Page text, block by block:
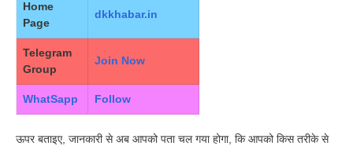
Home
Page
dkkhabar.in
Telegram
Group
Join Now
WhatSapp Follow
ऊपर बताइए, जानकारी से अब आपको पता चल गया होगा, कि आपको किस तरीके से